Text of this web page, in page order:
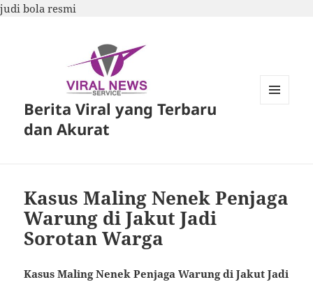
judi bola resmi
Berita Viral yang Terbaru
dan Akurat
Kasus Maling Nenek Penjaga
Warung di Jakut Jadi
Sorotan Warga
Kasus Maling Nenek Penjaga Warung di Jakut Jadi